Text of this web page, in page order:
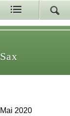
2020